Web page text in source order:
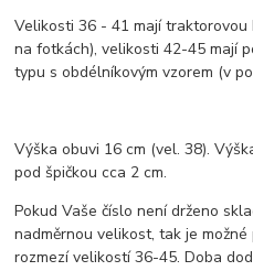
Velikosti 36 - 41 mají
na fotkách), velikosti 42-45 mají
typu s obdélníkovým vzorem (v
Výška obuvi 16 cm (vel. 38).
pod špičkou cca 2 cm.
Pokud Vaše číslo není drženo
nadměrnou velikost, tak je
rozmezí velikostí 36-45. Doba